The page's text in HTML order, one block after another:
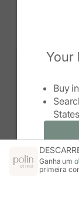
Your
Buy in
States
Ganha um
primeira